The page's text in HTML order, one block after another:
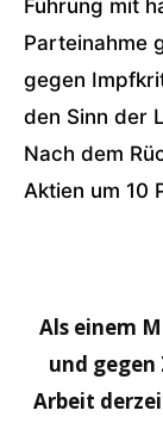
Führung mit
Parteinahme
gegen
den Sinn der
Nach dem
Aktien um 10
Als einem
und
Arbeit